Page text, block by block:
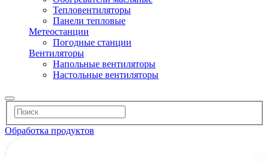
Тепловентиляторы
Панели тепловые
Метеостанции
Погодные станции
Вентиляторы
Напольные вентиляторы
Настольные вентиляторы
Обработка продуктов